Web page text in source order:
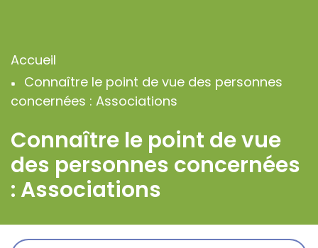
Fil
d'Ariane
Accueil
Connaître le point de vue des personnes
concernées : Associations
Connaître le point de vue
des personnes concernées
: Associations